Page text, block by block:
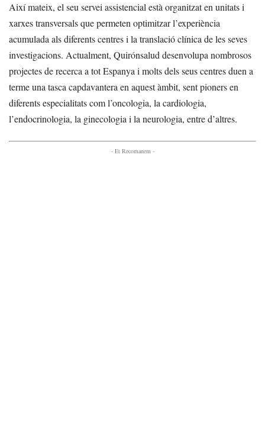
Així mateix, el seu servei assistencial està organitzat en unitats i
xarxes transversals que permeten optimitzar l’experiència
acumulada als diferents centres i la translació clínica de les seves
investigacions. Actualment, Quirónsalud desenvolupa nombrosos
projectes de recerca a tot Espanya i molts dels seus centres duen a
terme una tasca capdavantera en aquest àmbit, sent pioners en
diferents especialitats com l’oncologia, la cardiologia,
l’endocrinologia, la ginecologia i la neurologia, entre d’altres.
- Et Recomanem -